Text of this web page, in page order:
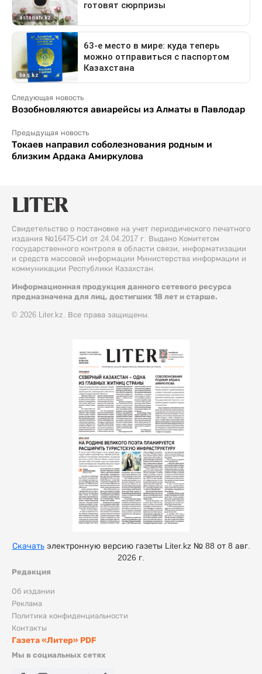
Следующая новость
Возобновляются авиарейсы из Алматы в Павлодар
Предыдущая новость
Токаев направил соболезнования родным и
близким Ардака Амиркулова
Свидетельство о постановке на учет периодического печатного
издания №16475-СИ от 24.04.2017 г. Выдано Комитетом
государственного контроля в области связи, информатизации
и средств массовой информации Министерства информации и
коммуникации Республики Казахстан.
Информационная продукция данного сетевого ресурса
предназначена для лиц, достигших 18 лет и старше.
© 2026 Liter.kz. Все права защищены.
Редакция
Об издании
Реклама
Политика конфиденциальности
Контакты
Газета «Литер» PDF
Мы в социальных сетях
Скачатьэлектронную версию газеты Liter.kz № 88 от 8 авг.
2026 г.